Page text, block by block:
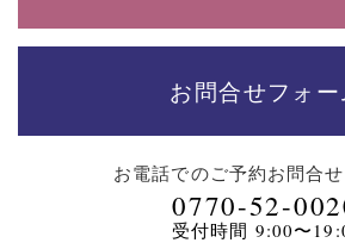
お問合せフォー
お電話でのご予約お問合
0770-52-
受付時間 9:00〜